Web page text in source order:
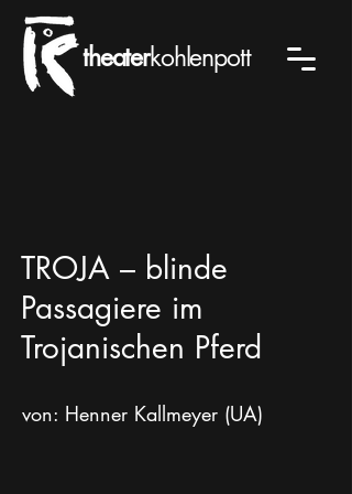
theaterkohlenpott
TROJA – blinde
Passagiere im
Trojanischen Pferd
von: Henner Kallmeyer (UA)